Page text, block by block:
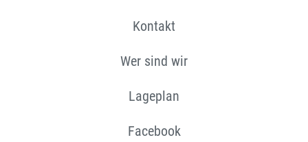
Kontakt
Wer sind wir
Lageplan
Facebook